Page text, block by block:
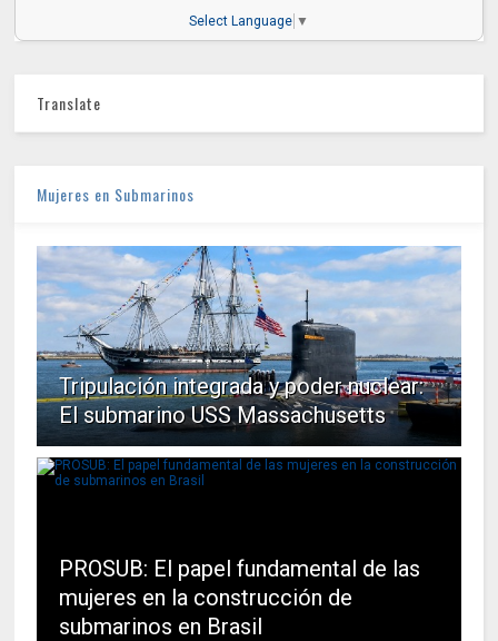
Select Language ▼
Translate
Mujeres en Submarinos
Tripulación integrada y poder nuclear:
El submarino USS Massachusetts
PROSUB: El papel fundamental de las
mujeres en la construcción de
submarinos en Brasil